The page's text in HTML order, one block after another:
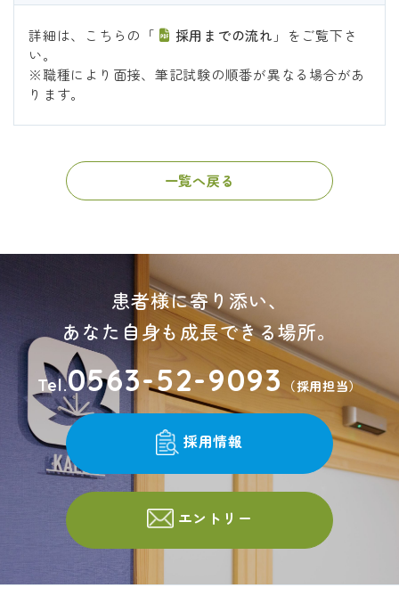
詳細は、こちらの「 採用までの流れ 」をご覧下さ
い。
※職種により面接、筆記試験の順番が異なる場合があ
ります。
一覧へ戻る
患者様に寄り添い、
あなた自身も成長できる場所。
Tel.0563-52-9093 （採用担当）
採用情報
エントリー